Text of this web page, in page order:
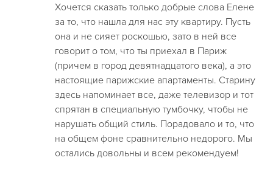
Хочется сказать только добрые слова Елене
за то, что нашла для нас эту квартиру. Пусть
она и не сияет роскошью, зато в ней все
говорит о том, что ты приехал в Париж
(причем в город девятнадцатого века), а это
настоящие парижские апартаменты. Старину
здесь напоминает все, даже телевизор и тот
спрятан в специальную тумбочку, чтобы не
нарушать общий стиль. Порадовало и то, что
на общем фоне сравнительно недорого. Мы
остались довольны и всем рекомендуем!